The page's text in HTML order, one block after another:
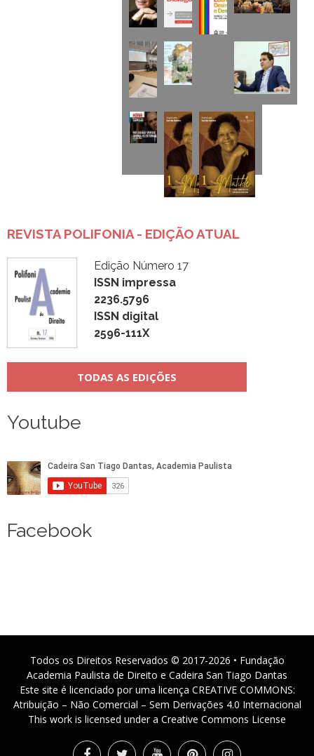
REVISTA POLIFONIA - EDIÇÃO ATUAL
Edição Número 17
ISSN impressa
2236.5796
ISSN digital
2596-111X
TODAS AS EDIÇÕES
Youtube
Facebook
Todos os Direitos Reservados © 2017-2026 • Fundação
Academia Paulista de Direito e Cadeira San Tiago Dantas
Este site é licenciado por uma licença CREATIVE COMMONS:
Atribuição – Não Comercial – Sem Derivações 4.0 Internacional
This work is licensed under a Creative Commons License